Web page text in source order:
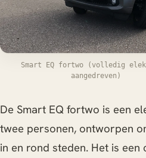
Smart EQ fortwo (volledig
aangedreven)
De Smart EQ fortwo is een
twee personen, ontworpen
in en rond steden. Het is